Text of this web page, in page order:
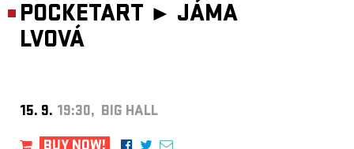
POCKETART ► JÁMA
LVOVÁ
15. 9. 19:30, BIG HALL